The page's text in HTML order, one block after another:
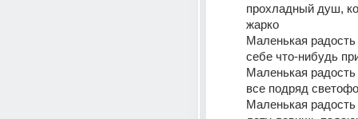
прохладный душ,
жарко
Маленькая радость
себе что-нибудь
Маленькая радость
все подряд
Маленькая радость